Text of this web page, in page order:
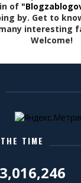
of
by. Get to
interesting
Welcome!
TIME
3,016,246